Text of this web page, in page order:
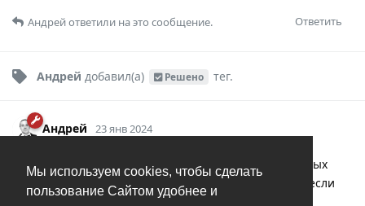
Мы используем cookies, чтобы сделать
пользование Сайтом удобнее и
Ответить
Андрейответили на это сообщение.
Андрей добавил(а) Решено тег.
Андрей 23 янв 2024
Андрей
В версии 1.7.5 сделал защиту от подобных
ситуаций - теперь программа будет работать, даже если
путь не прописан в системе.